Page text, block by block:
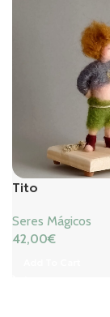
Tito
Seres Mágicos
42,00€